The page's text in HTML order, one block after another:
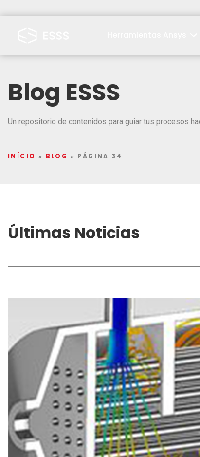
Blog ESSS
Un repositorio de contenidos para guiar tus procesos
INÍCIO » BLOG » PÁGINA 34
Últimas Noticias